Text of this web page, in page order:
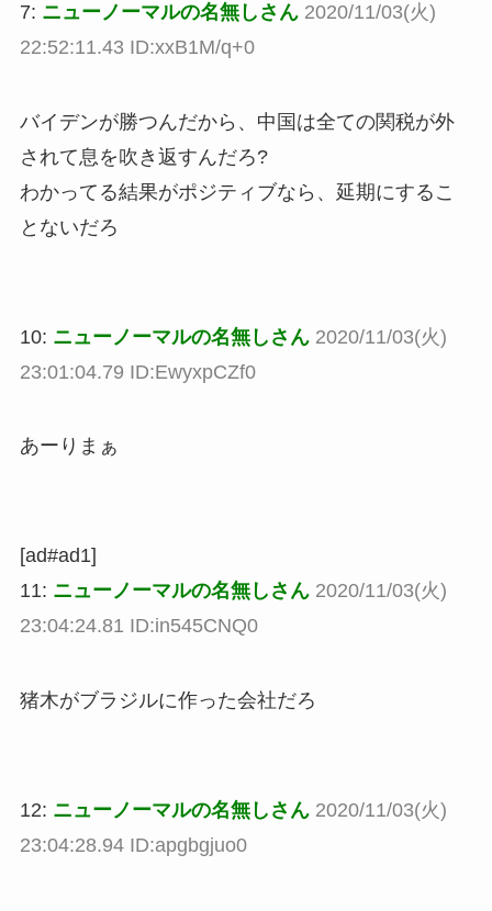
7: ニューノーマルの名無しさん 2020/11/03(火)
22:52:11.43 ID:xxB1M/q+0
バイデンが勝つんだから、中国は全ての関税が外
されて息を吹き返すんだろ?
わかってる結果がポジティブなら、延期にするこ
とないだろ
10: ニューノーマルの名無しさん 2020/11/03(火)
23:01:04.79 ID:EwyxpCZf0
あーりまぁ
[ad#ad1]
11: ニューノーマルの名無しさん 2020/11/03(火)
23:04:24.81 ID:in545CNQ0
猪木がブラジルに作った会社だろ
12: ニューノーマルの名無しさん 2020/11/03(火)
23:04:28.94 ID:apgbgjuo0